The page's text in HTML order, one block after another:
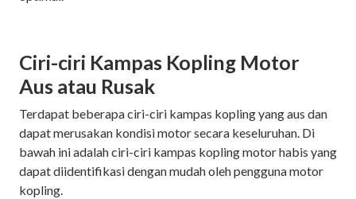
Ciri-ciri Kampas Kopling Motor
Aus atau Rusak
Terdapat beberapa ciri-ciri kampas kopling yang aus dan
dapat merusakan kondisi motor secara keseluruhan. Di
bawah ini adalah ciri-ciri kampas kopling motor habis yang
dapat diidentifikasi dengan mudah oleh pengguna motor
kopling.